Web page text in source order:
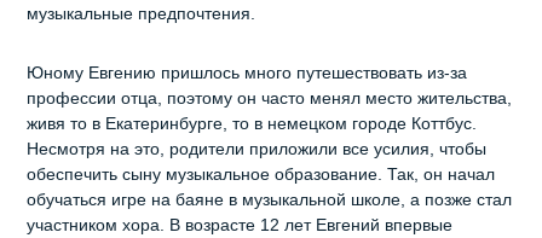
музыкальные предпочтения.
Юному Евгению пришлось много путешествовать из-за
профессии отца, поэтому он часто менял место жительства,
живя то в Екатеринбурге, то в немецком городе Коттбус.
Несмотря на это, родители приложили все усилия, чтобы
обеспечить сыну музыкальное образование. Так, он начал
обучаться игре на баяне в музыкальной школе, а позже стал
участником хора. В возрасте 12 лет Евгений впервые